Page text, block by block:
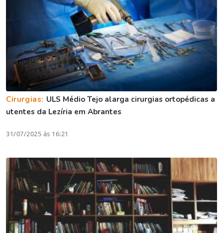
Cirurgias: ULS Médio Tejo alarga cirurgias ortopédicas a
utentes da Lezíria em Abrantes
31/07/2025 às 16:21